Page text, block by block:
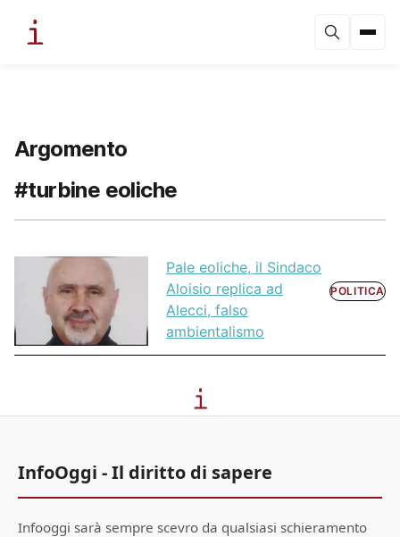
Argomento
#turbine eoliche
Pale eoliche, il Sindaco
Aloisio replica ad
Alecci, falso
ambientalismo
POLITICA
InfoOggi - Il diritto di sapere
Infooggi sarà sempre scevro da qualsiasi schieramento